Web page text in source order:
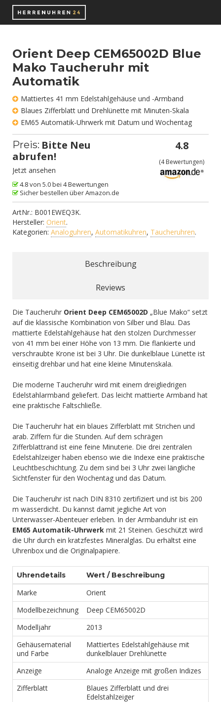
Orient Deep CEM65002D Blue
Mako Taucheruhr mit
Automatik
Mattiertes 41 mm Edelstahlgehäuse und -Armband
Blaues Zifferblatt und Drehlünette mit Minuten-Skala
EM65 Automatik-Uhrwerk mit Datum und Wochentag
Preis: Bitte Neu
abrufen!
Jetzt ansehen
4.8 von 5.0 bei 4 Bewertungen
Sicher bestellen über Amazon.de
4.8
(4Bewertungen)
ArtNr.: B001EWEQ3K.
Hersteller: Orient.
Kategorien: Analoguhren, Automatikuhren, Taucheruhren.
Beschreibung
Reviews
Die Taucheruhr Orient Deep CEM65002D „Blue Mako“ setzt
auf die klassische Kombination von Silber und Blau. Das
mattierte Edelstahlgehäuse hat den stolzen Durchmesser
von 41 mm bei einer Höhe von 13 mm. Die flankierte und
verschraubte Krone ist bei 3 Uhr. Die dunkelblaue Lünette ist
einseitig drehbar und hat eine kleine Minutenskala.
Die moderne Taucheruhr wird mit einem dreigliedrigen
Edelstahlarmband geliefert. Das leicht mattierte Armband hat
eine praktische Faltschließe.
Die Taucheruhr hat ein blaues Zifferblatt mit Strichen und
arab. Ziffern für die Stunden. Auf dem schrägen
Zifferblattrand ist eine feine Minuterie. Die drei zentralen
Edelstahlzeiger haben ebenso wie die Indexe eine praktische
Leuchtbeschichtung. Zu dem sind bei 3 Uhr zwei längliche
Sichtfenster für den Wochentag und das Datum.
Die Taucheruhr ist nach DIN 8310 zertifiziert und ist bis 200
m wasserdicht. Du kannst damit jegliche Art von
Unterwasser-Abenteuer erleben. In der Armbanduhr ist ein
EM65 Automatik-Uhrwerk mit 21 Steinen. Geschützt wird
die Uhr durch ein kratzfestes Mineralglas. Du erhältst eine
Uhrenbox und die Originalpapiere.
Uhrendetails Wert / Beschreibung
Marke
Orient
Modellbezeichnung
Deep CEM65002D
Modelljahr
2013
Gehäusematerial
und Farbe
Mattiertes Edelstahlgehäuse mit
dunkelblauer Drehlünette
Anzeige
Analoge Anzeige mit großen Indizes
Zifferblatt
Blaues Zifferblatt und drei
Edelstahlzeiger